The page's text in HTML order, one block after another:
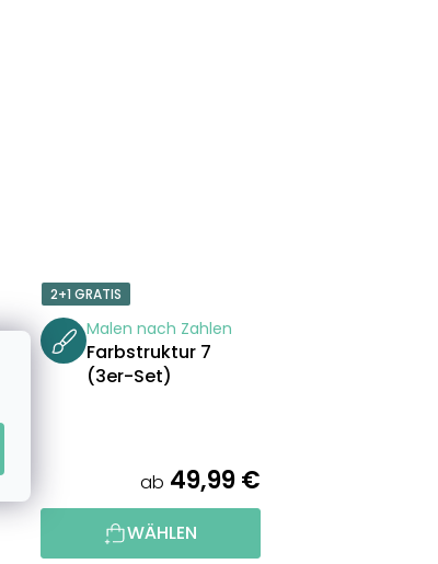
2+1 GRATIS
Malen nach Zahlen
Farbstruktur 7
(3er-Set)
ab 49,99 €
WÄHLEN